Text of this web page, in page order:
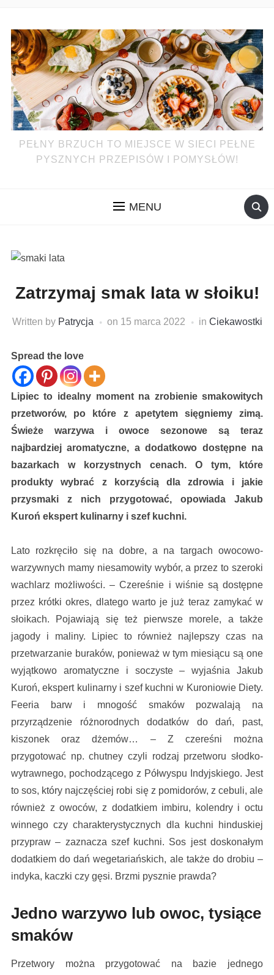
PEŁNY BRZUCH TO MIEJSCE W SIECI PEŁNE
PYSZNYCH PRZEPISÓW I POMYSŁÓW!
MENU
Zatrzymaj smak lata w słoiku!
Written by Patrycja on 15 marca 2022 in Ciekawostki
Spread the love
Lipiec to idealny moment na zrobienie smakowitych
przetworów, po które z apetytem sięgniemy zimą.
Świeże warzywa i owoce sezonowe są teraz
najbardziej aromatyczne, a dodatkowo dostępne na
bazarkach w korzystnych cenach. O tym, które
produkty wybrać z korzyścią dla zdrowia i jakie
przysmaki z nich przygotować, opowiada Jakub
Kuroń ekspert kulinarny i szef kuchni.
Lato rozkręciło się na dobre, a na targach owocowo-
warzywnych mamy niesamowity wybór, a przez to szeroki
wachlarz możliwości. – Czereśnie i wiśnie są dostępne
przez krótki okres, dlatego warto je już teraz zamykać w
słoikach. Pojawiają się też pierwsze morele, a także
jagody i maliny. Lipiec to również najlepszy czas na
przetwarzanie buraków, ponieważ w tym miesiącu są one
wyjątkowo aromatyczne i soczyste – wyjaśnia Jakub
Kuroń, ekspert kulinarny i szef kuchni w Kuroniowie Diety.
Feeria barw i mnogość smaków pozwalają na
przyrządzenie różnorodnych dodatków do dań, past,
kiszonek oraz dżemów… – Z czereśni można
przygotować np. chutney czyli rodzaj przetworu słodko-
wytrawnego, pochodzącego z Półwyspu Indyjskiego. Jest
to sos, który najczęściej robi się z pomidorów, z cebuli, ale
również z owoców, z dodatkiem imbiru, kolendry i octu
winnego czy charakterystycznych dla kuchni hinduskiej
przypraw – zaznacza szef kuchni. Sos jest doskonałym
dodatkiem do dań wegetariańskich, ale także do drobiu –
indyka, kaczki czy gęsi. Brzmi pysznie prawda?
Jedno warzywo lub owoc, tysiące
smaków
Przetwory można przygotować na bazie jednego